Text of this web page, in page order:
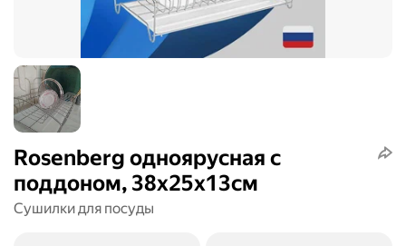
Rosenberg одноярусная с
поддоном, 38х25х13см
Сушилки для посуды